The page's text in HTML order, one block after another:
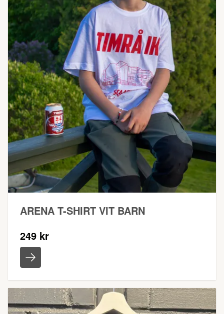
ARENA T-SHIRT VIT BARN
249 kr